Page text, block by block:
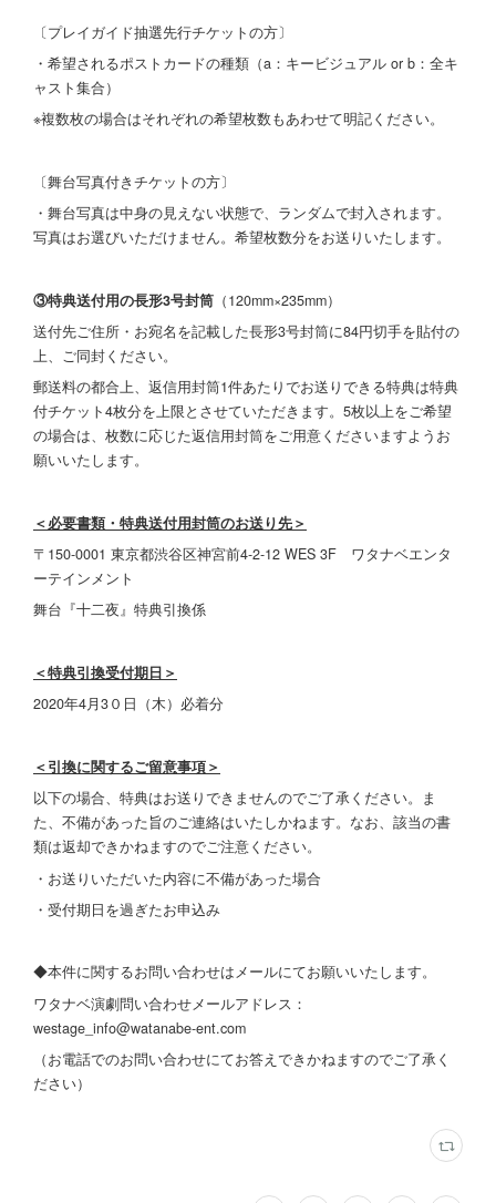
〔プレイガイド抽選先行チケットの方〕
・希望されるポストカードの種類（a：キービジュアル or b：全キ
ャスト集合）
※複数枚の場合はそれぞれの希望枚数もあわせて明記ください。
〔舞台写真付きチケットの方〕
・舞台写真は中身の見えない状態で、ランダムで封入されます。
写真はお選びいただけません。希望枚数分をお送りいたします。
③特典送付用の長形3号封筒 （120mm×235mm）
送付先ご住所・お宛名を記載した長形3号封筒に84円切手を貼付の
上、ご同封ください。
郵送料の都合上、返信用封筒1件あたりでお送りできる特典は特典
付チケット4枚分を上限とさせていただきます。5枚以上をご希望
の場合は、枚数に応じた返信用封筒をご用意くださいますようお
願いいたします。
＜必要書類・特典送付用封筒のお送り先＞
〒150-0001 東京都渋谷区神宮前4-2-12 WES 3F ワタナベエンタ
ーテインメント
舞台『十二夜』特典引換係
＜特典引換受付期日＞
2020年4月3０日（木）必着分
＜引換に関するご留意事項＞
以下の場合、特典はお送りできませんのでご了承ください。ま
た、不備があった旨のご連絡はいたしかねます。なお、該当の書
類は返却できかねますのでご注意ください。
・お送りいただいた内容に不備があった場合
・受付期日を過ぎたお申込み
◆本件に関するお問い合わせはメールにてお願いいたします。
ワタナベ演劇問い合わせメールアドレス：
westage_info@watanabe-ent.com
（お電話でのお問い合わせにてお答えできかねますのでご了承く
ださい）